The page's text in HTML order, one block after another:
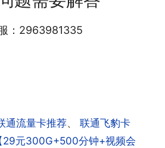
人工审核;快递激活的基
我怎么查套餐呢?
营商的官方手机营业厅
绑定，登录后可以在主页
合约期，每一个卡的产品
注销流程和注意事项;
：2963981335
通流量卡推荐、联通飞豹卡
29元300G+500分钟+视频会